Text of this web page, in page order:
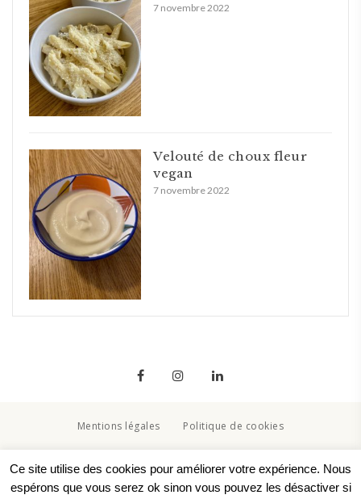
7 novembre 2022
Velouté de choux fleur
vegan
7 novembre 2022
Mentions légales Politique de cookies
Ce site utilise des cookies pour améliorer votre expérience. Nous
espérons que vous serez ok sinon vous pouvez les désactiver si